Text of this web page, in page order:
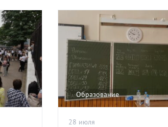
Образование
28 июля